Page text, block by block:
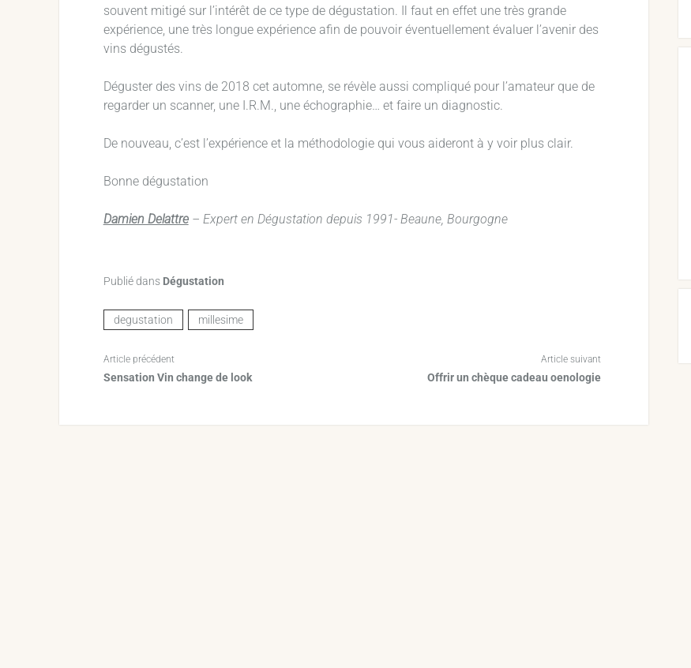
souvent mitigé sur l’intérêt de ce type de dégustation. Il faut en effet une très grande
expérience, une très longue expérience afin de pouvoir éventuellement évaluer l’avenir des
vins dégustés.
Déguster des vins de 2018 cet automne, se révèle aussi compliqué pour l’amateur que de
regarder un scanner, une I.R.M., une échographie… et faire un diagnostic.
De nouveau, c’est l’expérience et la méthodologie qui vous aideront à y voir plus clair.
Bonne dégustation
Damien Delattre– Expert en Dégustation depuis 1991- Beaune, Bourgogne
Publié dans Dégustation
degustation millesime
Article précédent
Sensation Vin change de look
Article suivant
Offrir un chèque cadeau oenologie